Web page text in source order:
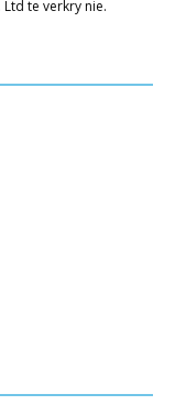
te verkry nie.